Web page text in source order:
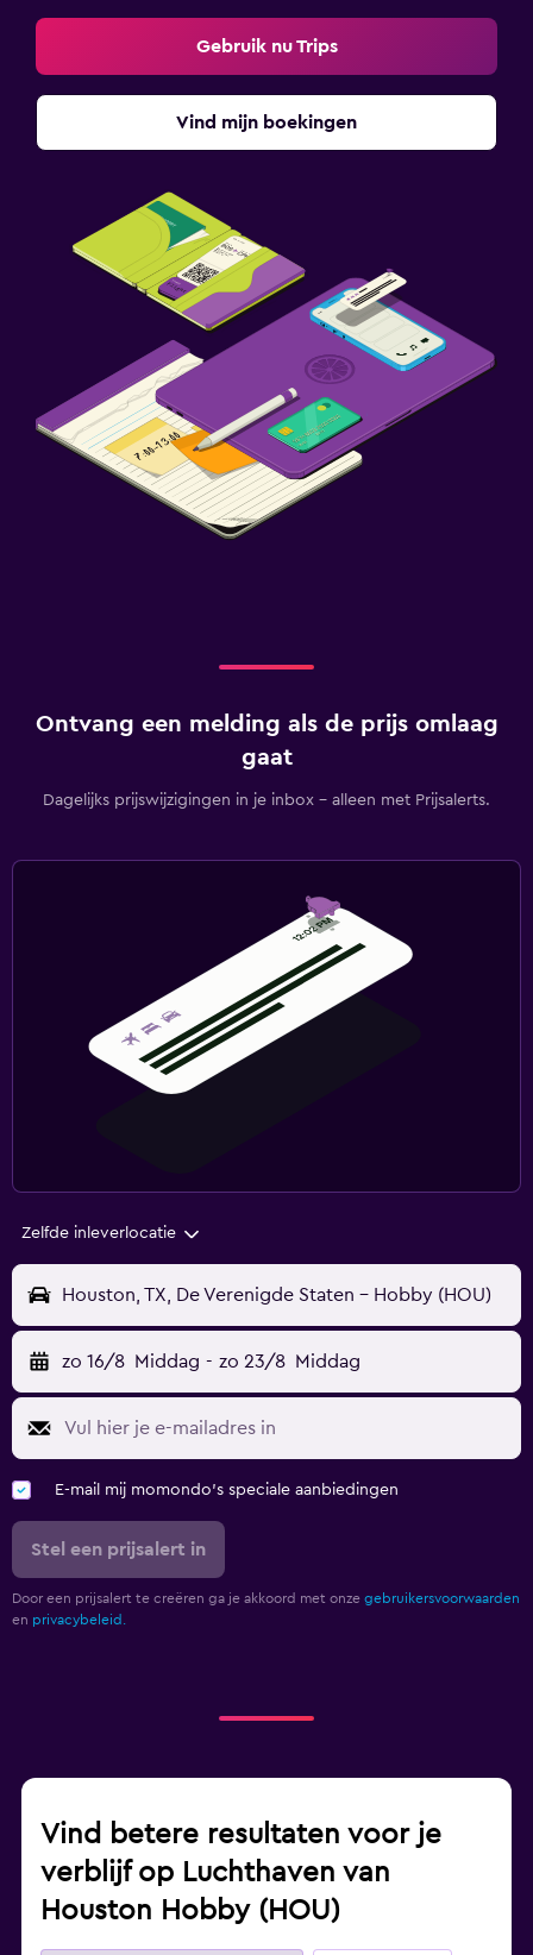
Gebruik nu Trips
Vind mijn boekingen
Ontvang een melding als de prijs omlaag
gaat
Dagelijks prijswijzigingen in je inbox - alleen met Prijsalerts.
Zelfde inleverlocatie
Houston, TX, De Verenigde Staten - Hobby (HOU)
zo 16/8 Middag - zo 23/8 Middag
E-mail mij momondo's speciale aanbiedingen
Stel een prijsalert in
Door een prijsalert te creëren ga je akkoord met onze gebruikersvoorwaarden
en privacybeleid.
Vind betere resultaten voor je
verblijf op Luchthaven van
Houston Hobby (HOU)